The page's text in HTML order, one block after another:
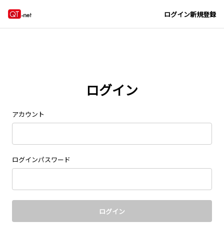
ログイン新規登録
ログイン
アカウント
ログインパスワード
ログイン